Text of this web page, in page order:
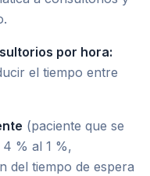
por hora:
el tiempo entre
(paciente que se
4 % al 1 %,
del tiempo de espera